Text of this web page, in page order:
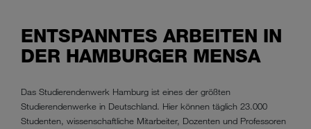
ENTSPANNTES ARBEITEN IN
DER HAMBURGER MENSA
Das Studierendenwerk Hamburg ist eines der größten
Studierendenwerke in Deutschland. Hier können täglich 23.000
Studenten, wissenschaftliche Mitarbeiter, Dozenten und Professoren